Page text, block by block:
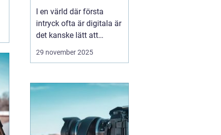
Östermalm
I en värld där första
intryck ofta är digitala är
det kanske lätt att
glömma bort vikten av
en viktig del av vår
identitet. Ett k&o...
29 november 2025